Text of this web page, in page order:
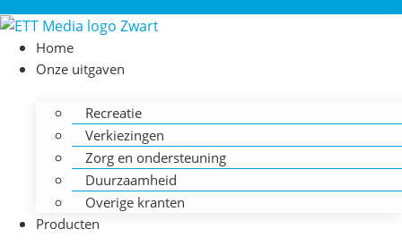
Home
Onze uitgaven
Recreatie
Verkiezingen
Zorg en ondersteuning
Duurzaamheid
Overige kranten
Producten